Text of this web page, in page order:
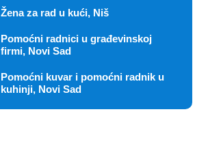
Žena za rad u kući, Niš
Pomoćni radnici u građevinskoj
firmi, Novi Sad
Pomoćni kuvar i pomoćni radnik u
kuhinji, Novi Sad